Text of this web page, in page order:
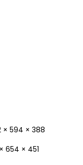
× 594 × 388
654 × 451